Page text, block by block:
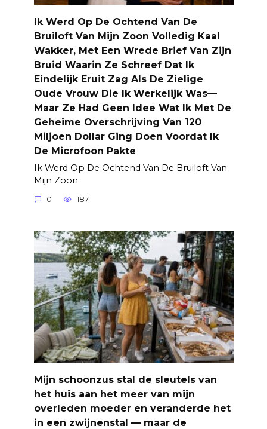
Ik Werd Op De Ochtend Van De
Bruiloft Van Mijn Zoon Volledig Kaal
Wakker, Met Een Wrede Brief Van Zijn
Bruid Waarin Ze Schreef Dat Ik
Eindelijk Eruit Zag Als De Zielige
Oude Vrouw Die Ik Werkelijk Was—
Maar Ze Had Geen Idee Wat Ik Met De
Geheime Overschrijving Van 120
Miljoen Dollar Ging Doen Voordat Ik
De Microfoon Pakte
Ik Werd Op De Ochtend Van De Bruiloft Van
Mijn Zoon
0 187
Mijn schoonzus stal de sleutels van
het huis aan het meer van mijn
overleden moeder en veranderde het
in een zwijnenstal — maar de